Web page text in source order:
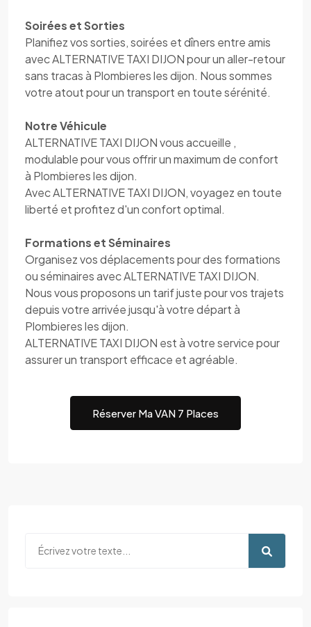
Soirées et Sorties
Planifiez vos sorties, soirées et dîners entre amis
avec ALTERNATIVE TAXI DIJON pour un aller-retour
sans tracas à Plombieres les dijon. Nous sommes
votre atout pour un transport en toute sérénité.
Notre Véhicule
ALTERNATIVE TAXI DIJON vous accueille ,
modulable pour vous offrir un maximum de confort
à Plombieres les dijon.
Avec ALTERNATIVE TAXI DIJON, voyagez en toute
liberté et profitez d'un confort optimal.
Formations et Séminaires
Organisez vos déplacements pour des formations
ou séminaires avec ALTERNATIVE TAXI DIJON.
Nous vous proposons un tarif juste pour vos trajets
depuis votre arrivée jusqu'à votre départ à
Plombieres les dijon.
ALTERNATIVE TAXI DIJON est à votre service pour
assurer un transport efficace et agréable.
Réserver Ma VAN 7 Places